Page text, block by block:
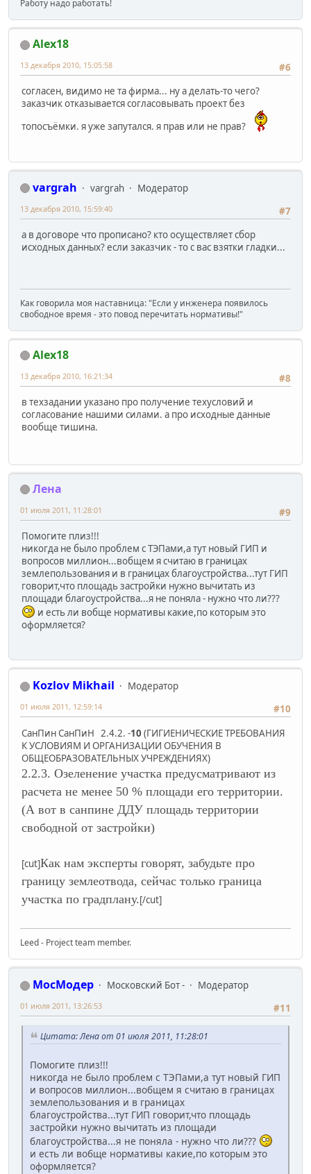
Работу надо работать!
Alex18
#6
13 декабря 2010, 15:05:58
согласен, видимо не та фирма... ну а делать-то чего?
заказчик отказывается согласовывать проект без
топосъёмки. я уже запутался. я прав или не прав?
vargrah vargrah
Модератор
#7
13 декабря 2010, 15:59:40
а в договоре что прописано? кто осуществляет сбор
исходных данных? если заказчик - то с вас взятки гладки...
Как говорила моя наставница: "Если у инженера появилось
свободное время - это повод перечитать нормативы!"
Alex18
#8
13 декабря 2010, 16:21:34
в техзадании указано про получение техусловий и
согласование нашими силами. а про исходные данные
вообще тишина.
Лена
#9
01 июля 2011, 11:28:01
Помогите плиз!!!
никогда не было проблем с ТЭПами,а тут новый ГИП и
вопросов миллион...вобщем я считаю в границах
землепользования и в границах благоустройства...тут ГИП
говорит,что площадь застройки нужно вычитать из
площади благоустройства...я не поняла - нужно что ли???
и есть ли вобще нормативы какие,по которым это
оформляется?
Kozlov Mikhail
Модератор
#10
01 июля 2011, 12:59:14
СанПин СанПиН 2.4.2. -10 (ГИГИЕНИЧЕСКИЕ ТРЕБОВАНИЯ
К УСЛОВИЯМ И ОРГАНИЗАЦИИ ОБУЧЕНИЯ В
ОБЩЕОБРАЗОВАТЕЛЬНЫХ УЧРЕЖДЕНИЯХ)
2.2.3. Озеленение участка предусматривают из
расчета не менее 50 % площади его территории.
(А вот в санпине ДДУ площадь территории
свободной от застройки)
[cut]Как нам эксперты говорят, забудьте про
границу землеотвода, сейчас только граница
участка по градплану.[/cut]
Leed - Project team member.
МосМодер Московский Бот -
Модератор
#11
01 июля 2011, 13:26:53
Цитата: Лена от 01 июля 2011, 11:28:01
Помогите плиз!!!
никогда не было проблем с ТЭПами,а тут новый ГИП
и вопросов миллион...вобщем я считаю в границах
землепользования и в границах
благоустройства...тут ГИП говорит,что площадь
застройки нужно вычитать из площади
благоустройства...я не поняла - нужно что ли???
и есть ли вобще нормативы какие,по которым это
оформляется?